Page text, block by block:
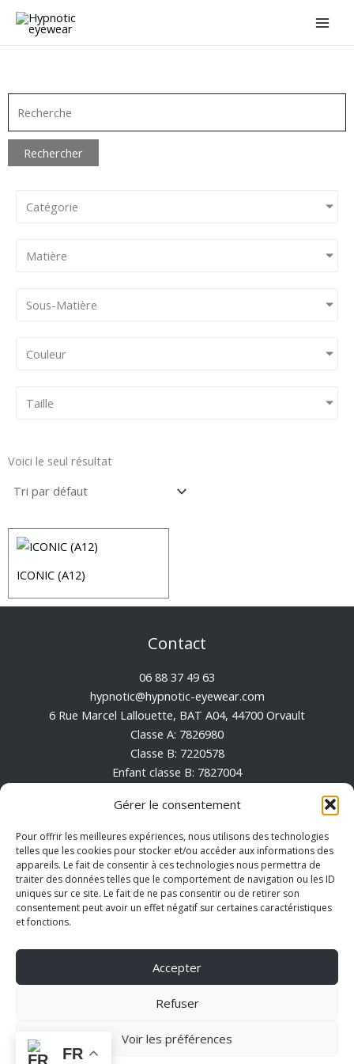
Gérer le consentement
Pour offrir les meilleures expériences, nous utilisons des technologies
telles que les cookies pour stocker et/ou accéder aux informations des
appareils. Le fait de consentir à ces technologies nous permettra de
traiter des données telles que le comportement de navigation ou les ID
uniques sur ce site. Le fait de ne pas consentir ou de retirer son
consentement peut avoir un effet négatif sur certaines caractéristiques
et fonctions.
Accepter
Refuser
Voir les préférences
Aller
Rechercher
Catégorie
Matière
Sous-Matière
Couleur
Taille
Voici le seul résultat
ICONIC (A12)
Contact
06 88 37 49 63
hypnotic@hypnotic-eyewear.com
6 Rue Marcel Lallouette, BAT A04, 44700 Orvault
Classe A: 7826980
Classe B: 7220578
Enfant classe B: 7827004
Conditions générales de vente
Mentions Légales
Politique de cookies (UE)
Copyright © 2026 Hypnotic eyewear | Développé
FR